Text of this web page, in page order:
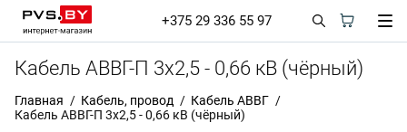
+375 29 336 55 97
Кабель АВВГ-П 3х2,5 - 0,66 кВ (чёрный)
Главная Кабель, провод
Кабель АВВГ
Кабель АВВГ-П 3х2,5 - 0,66 кВ (чёрный)